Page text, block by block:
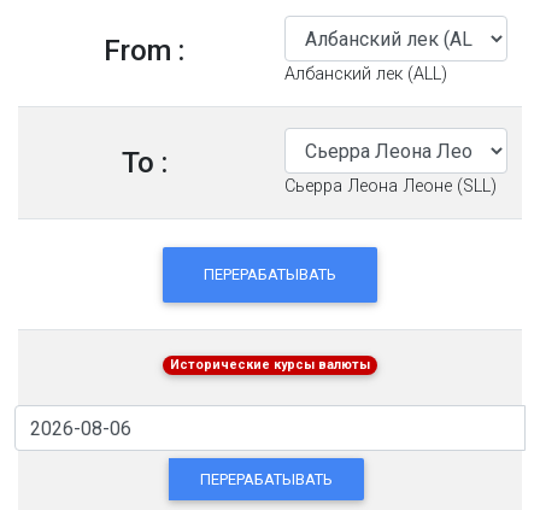
From :
Албанский лек (ALL)
To :
Сьерра Леона Леоне (SLL)
ПЕРЕРАБАТЫВАТЬ
Исторические курсы валюты
ПЕРЕРАБАТЫВАТЬ